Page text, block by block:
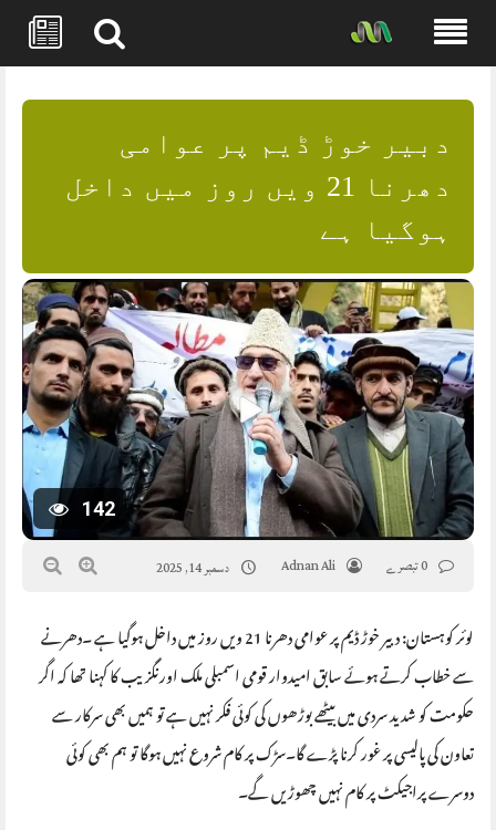
content
دبیر خوڑ ڈیم پر عوامی
دھرنا 21 ویں روز میں داخل
ہوگیا ہے
142
Adnan Ali دسمبر 14, 2025
لوئر کوہستان: دبیر خوڑ ڈیم پر عوامی دھرنا 21 ویں روز میں داخل ہوگیا ہے ۔دھرنے
سے خطاب کرتے ہوئے سابق امیدوار قومی اسمبلی ملک اورنگزیب کا کہنا تھا کہ اگر
حکومت کو شدید سردی میں بیٹھے بوڑھوں کی کوئی فکر نہیں ہے تو ہمیں بھی سرکار سے
تعاون کی پالیسی پر غور کرنا پڑے گا۔سڑک پر کام شروع نہیں ہوگا تو ہم بھی کوئی
دوسرے پراجیکٹ پر کام نہیں چھوڑیں گے۔